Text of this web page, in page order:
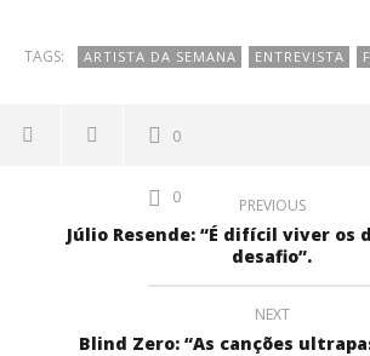
TAGS: ARTISTA DA SEMANA ENTREVISTA
0
0 PREVIOUS
Júlio Resende: “É difícil viver os
desafio”.
NEXT
Blind Zero: “As canções